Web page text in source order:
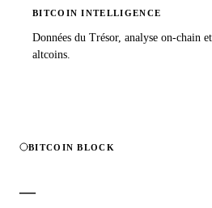
BITCOIN INTELLIGENCE
Données du Trésor, analyse on-chain
altcoins.
BITCOIN BLOCK
—